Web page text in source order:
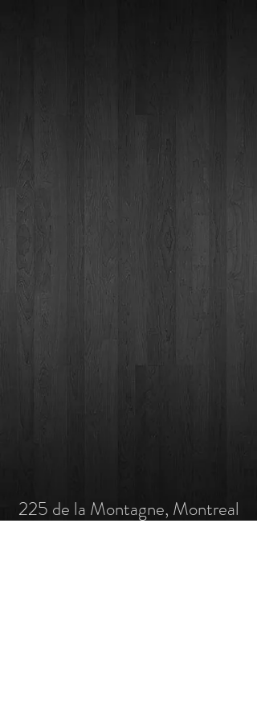
225 de la Montagne, Montreal